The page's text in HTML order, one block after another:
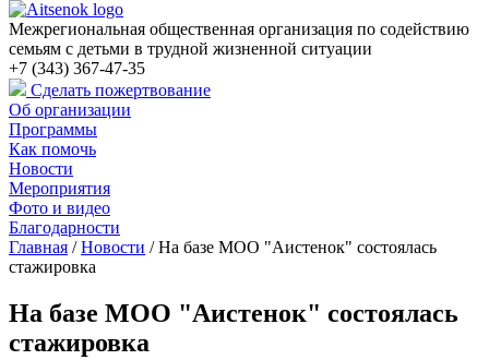
Межрегиональная общественная организация по содействию
семьям с детьми в трудной жизненной ситуации
+7 (343) 367-47-35
Сделать пожертвование
Об организации
Программы
Как помочь
Новости
Мероприятия
Фото и видео
Благодарности
Главная /Новости /На базе МОО "Аистенок" состоялась
стажировка
На базе МОО "Аистенок" состоялась
стажировка